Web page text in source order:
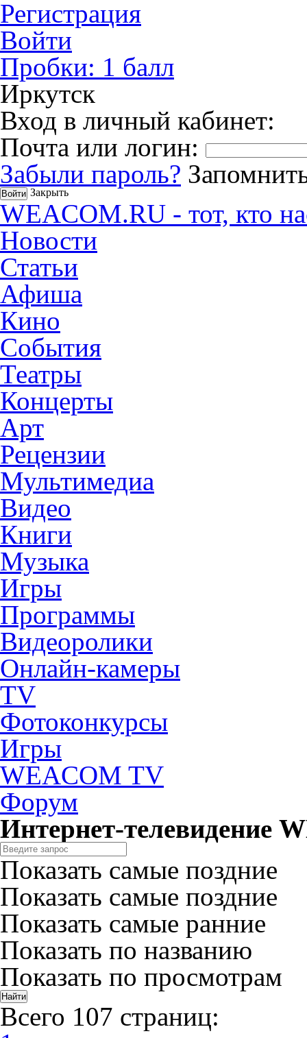
Регистрация
Войти
Пробки: 1 балл
Иркутск
Вход в личный кабинет:
Почта или логин:
Забыли пароль?
Закрыть
WEACOM.RU - тот, кто
Новости
Статьи
Афиша
Кино
События
Театры
Концерты
Арт
Рецензии
Мультимедиа
Видео
Книги
Музыка
Игры
Программы
Видеоролики
Онлайн-камеры
TV
Фотоконкурсы
Игры
WEACOM TV
Форум
Интернет-телевидение
Показать самые поздние
Показать самые поздние
Показать самые ранние
Показать по названию
Показать по просмотрам
Всего 107 страниц: